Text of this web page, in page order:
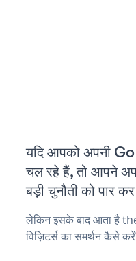
यदि आपको अपनी
चल रहे हैं, तो आपने
बड़ी चुनौती को पार
लेकिन इसके बाद आता है
विज़िटर्स का समर्थन कैसे